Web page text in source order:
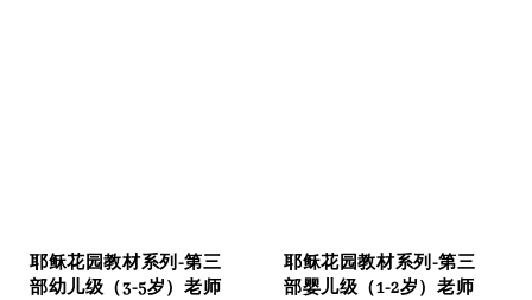
耶稣花园教材系列-第三
部幼儿级（3-5岁）老师
耶稣花园教材系列-第三
部婴儿级（1-2岁）老师